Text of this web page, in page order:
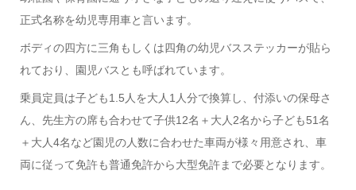
正式名称を幼児専用車と言います。
ボディの四方に三角もしくは四角の幼児バスステッカーが貼ら
れており、園児バスとも呼ばれています。
乗員定員は子ども1.5人を大人1人分で換算し、付添いの保母さ
ん、先生方の席も合わせて子供12名＋大人2名から子ども51名
＋大人4名など園児の人数に合わせた車両が様々用意され、車
両に従って免許も普通免許から大型免許まで必要となります。